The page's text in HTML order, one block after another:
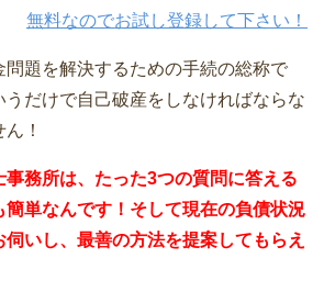
無料なのでお試し登録して下さい！
問題を解決するための手続の総称で
だけで自己破産をしなければならな
！
務所は、 たった3つの質問に答える
簡単なんです！そして現在の負債状況
いし、最善の方法を提案してもらえ